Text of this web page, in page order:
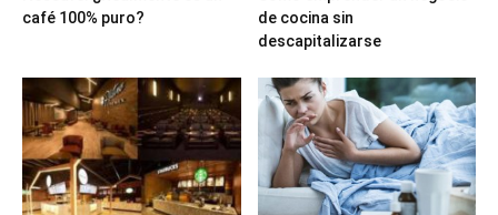
café 100% puro?
de cocina sin
descapitalizarse